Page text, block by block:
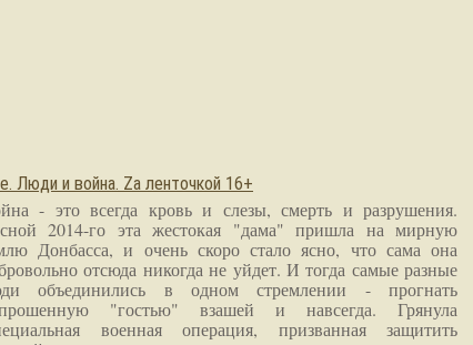
Люди и война. Zа ленточкой 16+
- это всегда кровь и слезы, смерть и разрушения.
2014-го эта жестокая "дама" пришла на мирную
Донбасса, и очень скоро стало ясно, что сама она
отсюда никогда не уйдет. И тогда самые разные
объединились в одном стремлении - прогнать
"гостью" взашей и навсегда. Грянула
военная операция, призванная защитить